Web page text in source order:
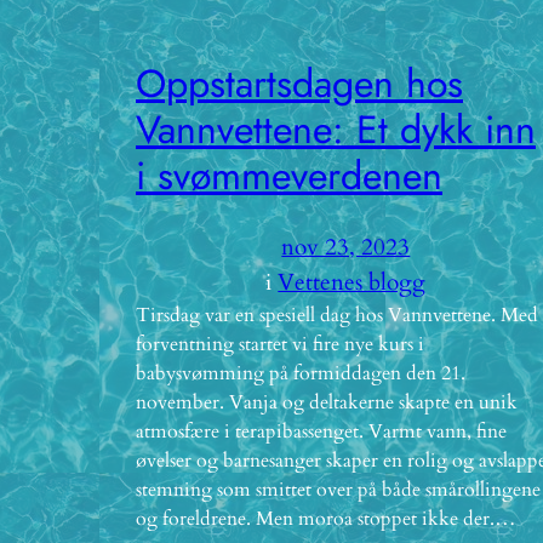
Oppstartsdagen hos
Vannvettene: Et dykk inn
i svømmeverdenen
nov 23, 2023
iVettenes blogg
Tirsdag var en spesiell dag hos Vannvettene. Med
forventning startet vi fire nye kurs i
babysvømming på formiddagen den 21.
november. Vanja og deltakerne skapte en unik
atmosfære i terapibassenget. Varmt vann, fine
øvelser og barnesanger skaper en rolig og
stemning som smittet over på både smårollingene
og foreldrene. Men moroa stoppet ikke der.…